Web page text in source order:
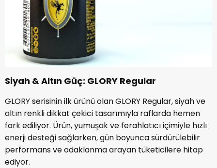
Siyah & Altın Güç: GLORY Regular
GLORY serisinin ilk ürünü olan GLORY Regular, siyah ve
altın renkli dikkat çekici tasarımıyla raflarda hemen
fark ediliyor. Ürün, yumuşak ve ferahlatıcı içimiyle hızlı
enerji desteği sağlarken, gün boyunca sürdürülebilir
performans ve odaklanma arayan tüketicilere hitap
ediyor.